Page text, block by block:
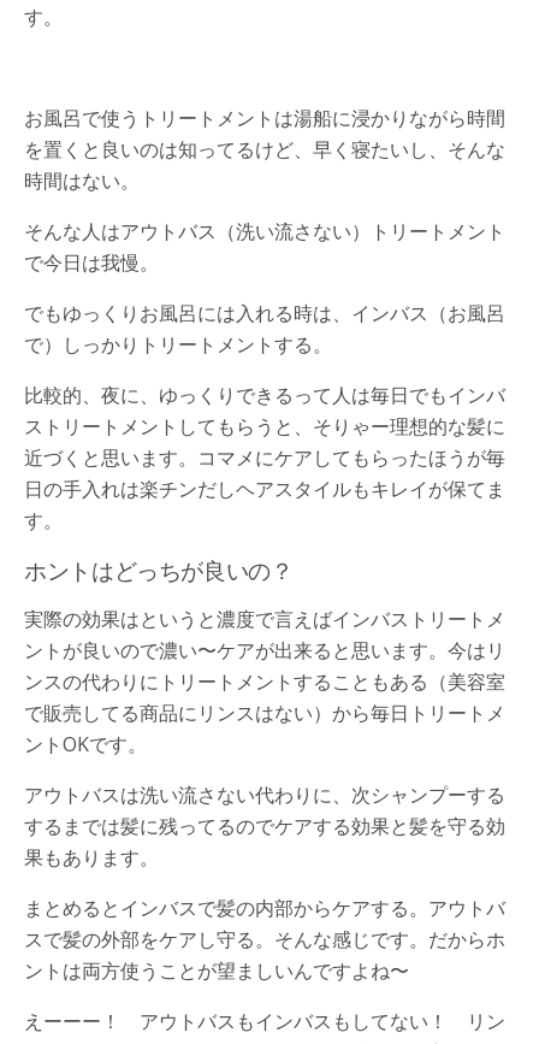
す。
お風呂で使うトリートメントは湯船に浸かりながら時間
を置くと良いのは知ってるけど、早く寝たいし、そんな
時間はない。
そんな人はアウトバス（洗い流さない）トリートメント
で今日は我慢。
でもゆっくりお風呂には入れる時は、インバス（お風呂
で）しっかりトリートメントする。
比較的、夜に、ゆっくりできるって人は毎日でもインバ
ストリートメントしてもらうと、そりゃー理想的な髪に
近づくと思います。コマメにケアしてもらったほうが毎
日の手入れは楽チンだしヘアスタイルもキレイが保てま
す。
ホントはどっちが良いの？
実際の効果はというと濃度で言えばインバストリートメ
ントが良いので濃い〜ケアが出来ると思います。今はリ
ンスの代わりにトリートメントすることもある（美容室
で販売してる商品にリンスはない）から毎日トリートメ
ントOKです。
アウトバスは洗い流さない代わりに、次シャンプーする
するまでは髪に残ってるのでケアする効果と髪を守る効
果もあります。
まとめるとインバスで髪の内部からケアする。アウトバ
スで髪の外部をケアし守る。そんな感じです。だからホ
ントは両方使うことが望ましいんですよね〜
えーーー！ アウトバスもインバスもしてない！ リン